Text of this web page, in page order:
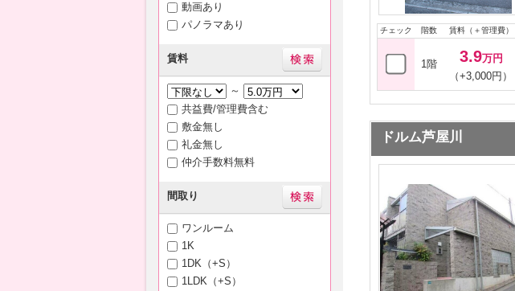
動画あり
パノラマあり
賃料
～
共益費/管理費含む
敷金無し
礼金無し
仲介手数料無料
間取り
ワンルーム
1K
1DK（+S）
1LDK（+S）
チェック 階数 賃料（＋管理費）
1階 3.9万円
（+3,000円）
ドルム芦屋川